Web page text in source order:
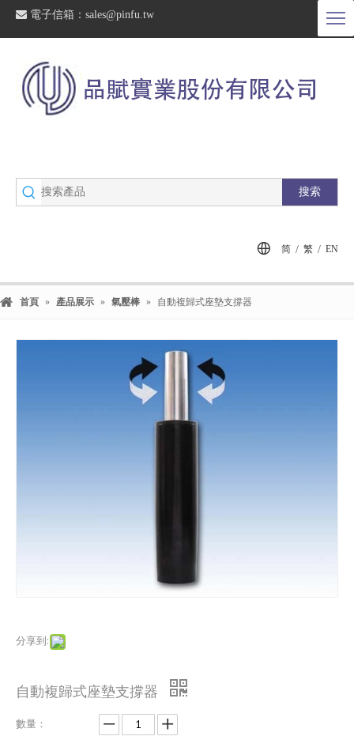
 電子信箱： sales@pinfu.tw
搜索
简 / 繁 / EN
首頁 » 產品展示 » 氣壓棒 » 自動複歸式座墊支撐器
分享到:
自動複歸式座墊支撐器
數量：